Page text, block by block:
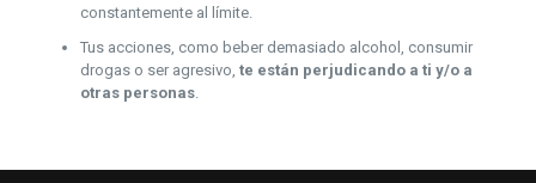
constantemente al límite.
Tus acciones, como beber demasiado alcohol, consumir
drogas o ser agresivo, te están perjudicando a ti y/o a
otras personas.